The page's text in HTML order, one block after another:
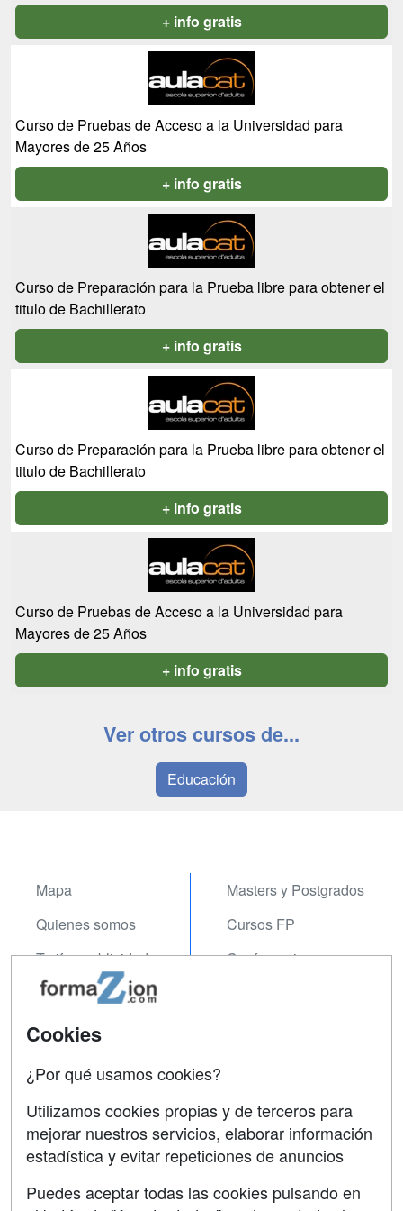
+ info gratis
Curso de Pruebas de Acceso a la Universidad para
Mayores de 25 Años
+ info gratis
Curso de Preparación para la Prueba libre para obtener el
titulo de Bachillerato
+ info gratis
Curso de Preparación para la Prueba libre para obtener el
titulo de Bachillerato
+ info gratis
Curso de Pruebas de Acceso a la Universidad para
Mayores de 25 Años
+ info gratis
Ver otros cursos de...
Educación
Mapa
Quienes somos
Tarifas publicidad
Acceso Usuarios
Acceso Centros
Masters y Postgrados
Cursos FP
Conferencias
Contactar
Confidencialidad
Aviso legal
Copyleft
Cookies
¿Por qué usamos cookies?
Utilizamos cookies propias y de terceros para
mejorar nuestros servicios, elaborar información
estadística y evitar repeticiones de anuncios
Puedes aceptar todas las cookies pulsando en